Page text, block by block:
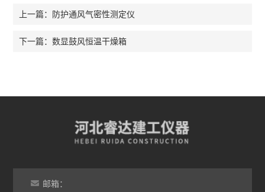
上一篇： 防护通风气密性测定仪
下一篇：数显鼓风恒温干燥箱
邮箱：